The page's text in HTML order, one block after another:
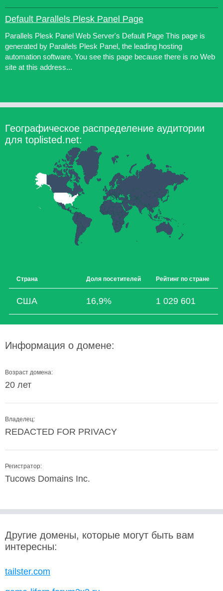
Default Parallels Plesk Panel Page
Parallels Plesk Panel Web Server's Default Page This page is
generated by Parallels Plesk Panel, the leading hosting
automation software. You see this page because there is no Web
site at this address...
Географическое распределение аудитории
для toplisted.net:
Страна Доля посетителей Рейтинг по стране
США 16,9% 1 029 601
Информация о домене:
Возраст домена:
20 лет
Владелец:
REDACTED FOR PRIVACY
Регистратор:
Tucows Domains Inc.
Другие домены, которые могут быть вам
интересны:
tailster.com